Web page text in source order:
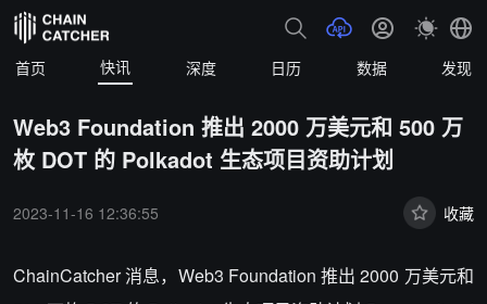
首页 快讯 深度 日历 数据 发现
Web3 Foundation 推出 2000 万美元和 500 万
枚 DOT 的 Polkadot 生态项目资助计划
2023-11-16 12:36:55 收藏
ChainCatcher 消息，Web3 Foundation 推出 2000 万美元和